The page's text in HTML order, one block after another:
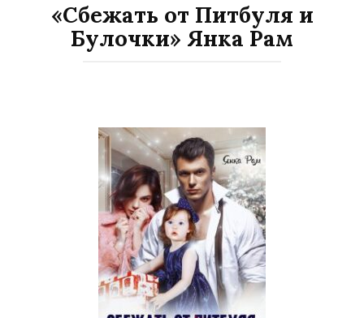
«Сбежать от Питбуля и
Булочки» Янка Рам